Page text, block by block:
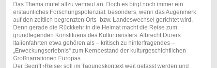
Das Thema mutet allzu vertraut an. Doch es birgt noch immer ein
erstaunliches Forschungspotenzial, besonders, wenn das Augenmerk
auf den zeitlich begrenzten Orts- bzw. Landeswechsel gerichtet wird.
Denn gerade die Rückkehr in die Heimat macht die Reise zum
grundlegenden Konstituens des Kulturtransfers. Albrecht Dürers
Italienfahrten etwa gehören als – kritisch zu hinterfragendes –
„Erweckungserlebnis“ zum Kernbestand der kulturgeschichtlichen
Großnarrationen Europas.
Der Begriff ›Reise‹ soll im Tagungskontext weit gefasst werden und